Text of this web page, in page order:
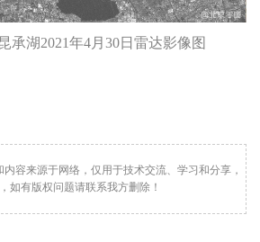
承湖2021年4月30日雷达影像图
容来源于网络，仅用于技术交流、学习和分享，
如有版权问题请联系我方删除！